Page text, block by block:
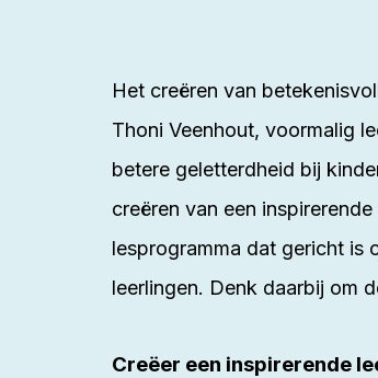
Het creëren van
Thoni Veenhout, voormalig
betere geletterdheid bij
creëren van een
lesprogramma dat gericht is
leerlingen. Denk daarbij om
Creëer een inspirerende